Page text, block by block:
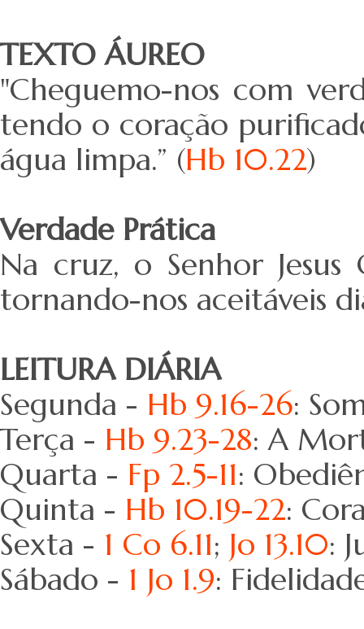
TEXTO ÁUREO
"Cheguemo-nos com
tendo o coração
água limpa.” (Hb 10.22)
Verdade Prática
Na cruz, o Senhor
tornando-nos aceitáveis
LEITURA DIÁRIA
Segunda - Hb 9.16-26:
Terça - Hb 9.23-28: A
Quarta - Fp 2.5-11:
Quinta - Hb 10.19-22:
Sexta - 1 Co 6.11; Jo 13.10:
Sábado - 1 Jo 1.9: